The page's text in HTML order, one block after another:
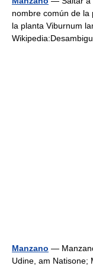
nombre común de la
la planta Viburnum
Manzano —
Udine, am